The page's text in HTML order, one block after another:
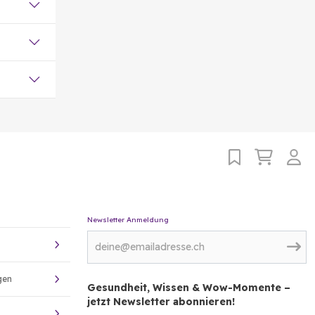
Newsletter Anmeldung
Gesundheit, Wissen & Wow-Momente –
jetzt Newsletter abonnieren!